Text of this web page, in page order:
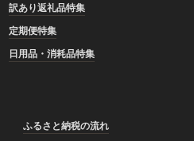
訳あり返礼品特集
定期便特集
日用品・消耗品特集
ふるさと納税の流れ